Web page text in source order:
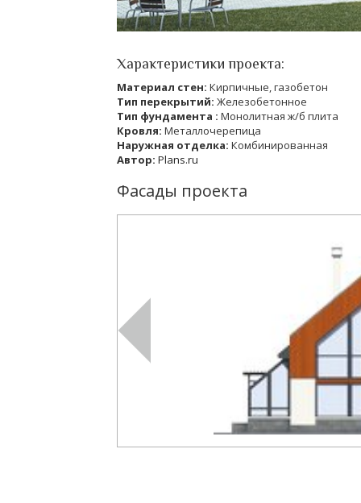
Характеристики проекта:
Материал стен: Кирпичные, газобетон
Тип перекрытий: Железобетонное
Тип фундамента : Монолитная ж/б плита
Кровля: Металлочерепица
Наружная отделка: Комбинированная
Автор: Plans.ru
Фасады проекта